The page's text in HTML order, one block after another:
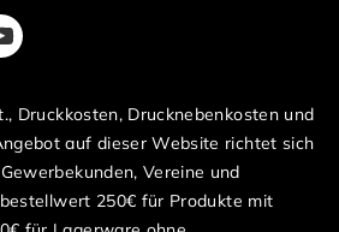
Druckkosten, Drucknebenkosten und
auf dieser Website richtet sich
Vereine und
250€ für Produkte mit